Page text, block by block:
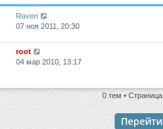
Raven
07 ноя 2011, 20:30
root
04 мар 2010, 13:17
0 тем • Страница
Перейти